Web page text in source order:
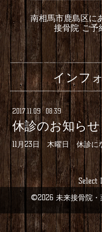
南相馬市鹿島区に
接骨院 ご予
インフ
2017.11.09 08:39
休診のお知らせ
11月23日 木曜日 休診に
Select
©2026 未来接骨院・